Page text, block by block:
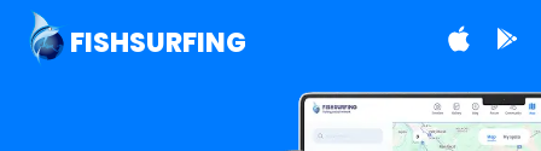
FISHSURFING